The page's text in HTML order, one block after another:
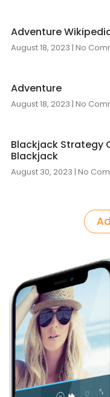
Adventure
August 18, 2023 No
Adventure
August 18, 2023 No
Blackjack Strategy
Blackjack
August 30, 2023 No